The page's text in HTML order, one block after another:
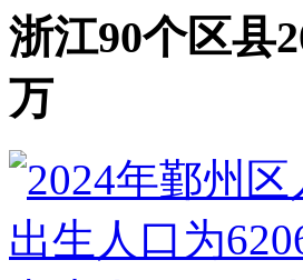
浙江90个区县
万